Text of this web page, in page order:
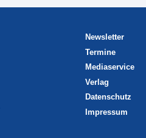
Newsletter
Termine
Mediaservice
Verlag
Datenschutz
Impressum